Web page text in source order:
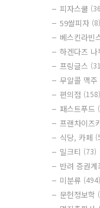
피자스쿨
59쌀피자 (8)
베스킨라빈
하겐다즈 나
프링글스
무알콜 맥주
편의점 (158)
패스트푸드
프랜차이즈
식당, 카페
밀크티 (73)
반려 증권
미분류 (494)
문헌정보학